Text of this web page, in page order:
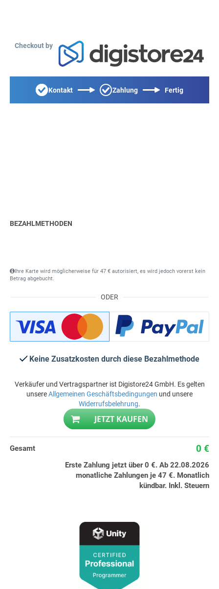
Checkout by
Kontakt Zahlung Fertig
Ihre Karte wird möglicherweise für 47 € autorisiert, es wird jedoch vorerst kein
Betrag abgebucht.
ODER
BEZAHLMETHODEN
Keine Zusatzkosten durch diese Bezahlmethode
Verkäufer und Vertragspartner ist Digistore24 GmbH. Es gelten
unsereAllgemeinen Geschäftsbedingungen und unsere
Widerrufsbelehrung.
JETZT KAUFEN
Gesamt 0 €
Erste Zahlung jetzt über 0 €. Ab 22.08.2026
monatliche Zahlungen je 47 €. Monatlich
kündbar. Inkl. Steuern